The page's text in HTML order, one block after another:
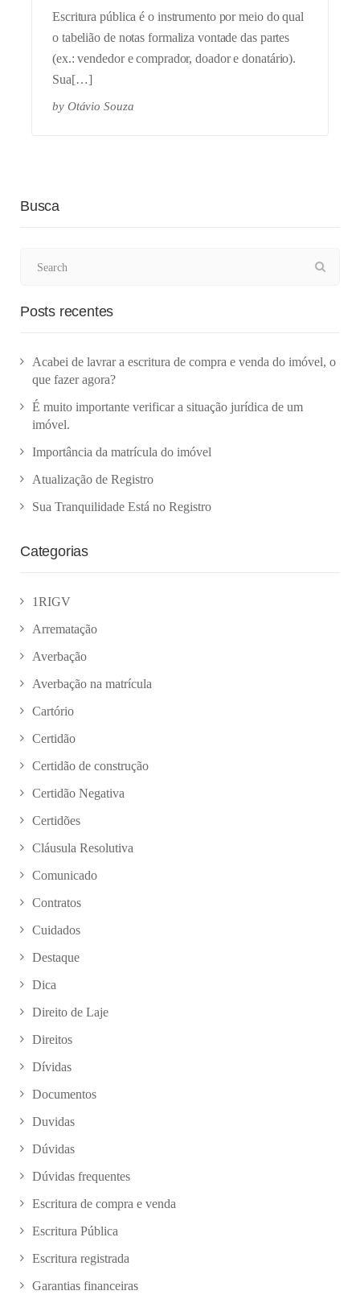
Escritura pública é o instrumento por meio do qual
o tabelião de notas formaliza vontade das partes
(ex.: vendedor e comprador, doador e donatário).
Sua[…]
by Otávio Souza
Busca
Posts recentes
Acabei de lavrar a escritura de compra e venda do imóvel, o
que fazer agora?
É muito importante verificar a situação jurídica de um
imóvel.
Importância da matrícula do imóvel
Atualização de Registro
Sua Tranquilidade Está no Registro
Categorias
1RIGV
Arrematação
Averbação
Averbação na matrícula
Cartório
Certidão
Certidão de construção
Certidão Negativa
Certidões
Cláusula Resolutiva
Comunicado
Contratos
Cuidados
Destaque
Dica
Direito de Laje
Direitos
Dívidas
Documentos
Duvidas
Dúvidas
Dúvidas frequentes
Escritura de compra e venda
Escritura Pública
Escritura registrada
Garantias financeiras